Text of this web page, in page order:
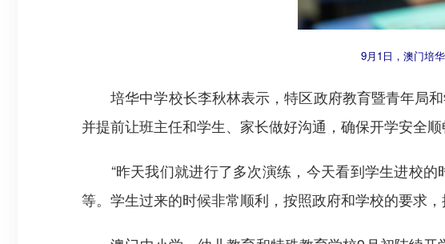
9月1日，澳门培
培华中学校长李秋林表示，特区政府教育暨青年局和
并提前让班主任和学生、家长做好沟通，确保开学安全顺
“昨天我们就进行了多次演练，今天看到学生进校的
等。学生过来的时候非常顺利，按照政府和学校的要求，